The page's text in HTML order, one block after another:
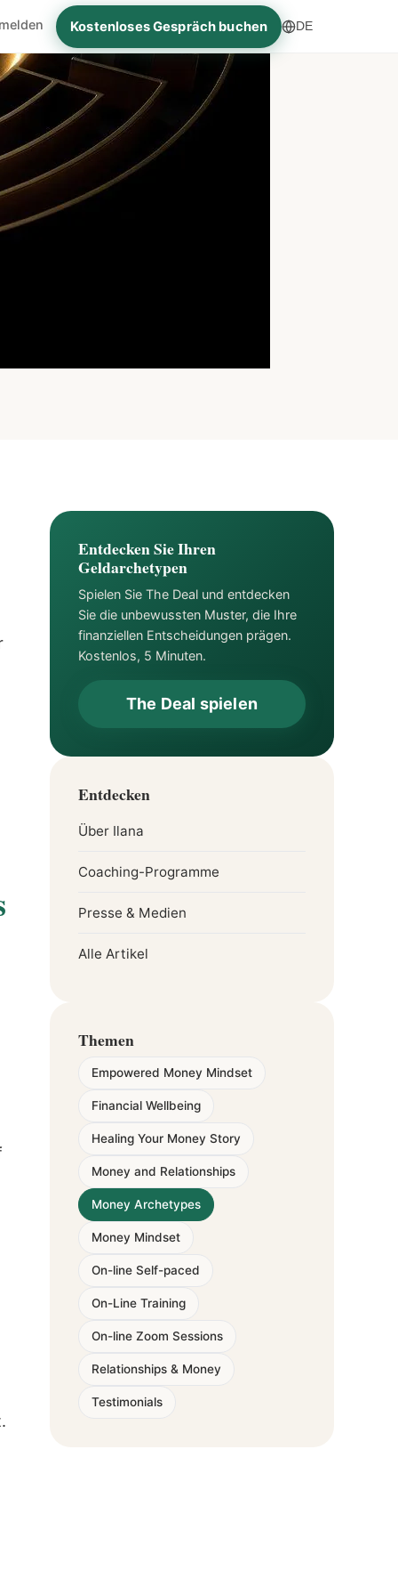
Kostenloses Gespräch buchen DE
Entdecken Sie Ihren
Geldarchetypen
Spielen Sie The Deal und entdecken
Sie die unbewussten Muster, die Ihre
finanziellen Entscheidungen prägen.
Kostenlos, 5 Minuten.
The Deal spielen
Entdecken
Über Ilana
Coaching-Programme
Presse & Medien
Alle Artikel
Themen
Empowered Money Mindset
Financial Wellbeing
Healing Your Money Story
Money and Relationships
Money Archetypes
Money Mindset
On-line Self-paced
On-Line Training
On-line Zoom Sessions
Relationships & Money
Testimonials